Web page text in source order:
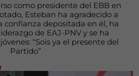
como presidente del EBB en
Esteban ha agradecido a
confianza depositada en él, ha
de EAJ-PNV y se ha
“Sois ya el presente del
Partido”